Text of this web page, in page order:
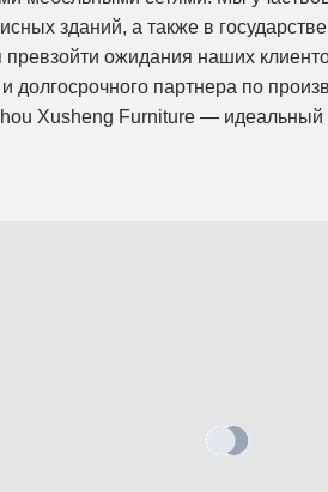
зданий, а также в
превзойти ожидания наших
долгосрочного партнера по
Xusheng Furniture — идеальный